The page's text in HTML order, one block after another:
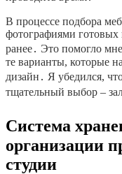
В процессе подбора
фотографиями готовых
ранее․ Это помогло
те варианты, которые
дизайн․ Я убедился,
тщательный выбор –
Система
организации
студии